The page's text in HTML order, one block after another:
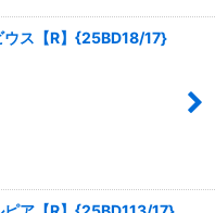
ウス【R】{25BD18/17}